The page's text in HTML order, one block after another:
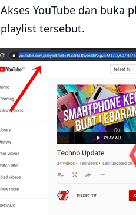
Akses YouTube dan buka
playlist tersebut.